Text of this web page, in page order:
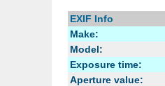
EXIF Info
Make:
Model:
Exposure time:
Aperture value: